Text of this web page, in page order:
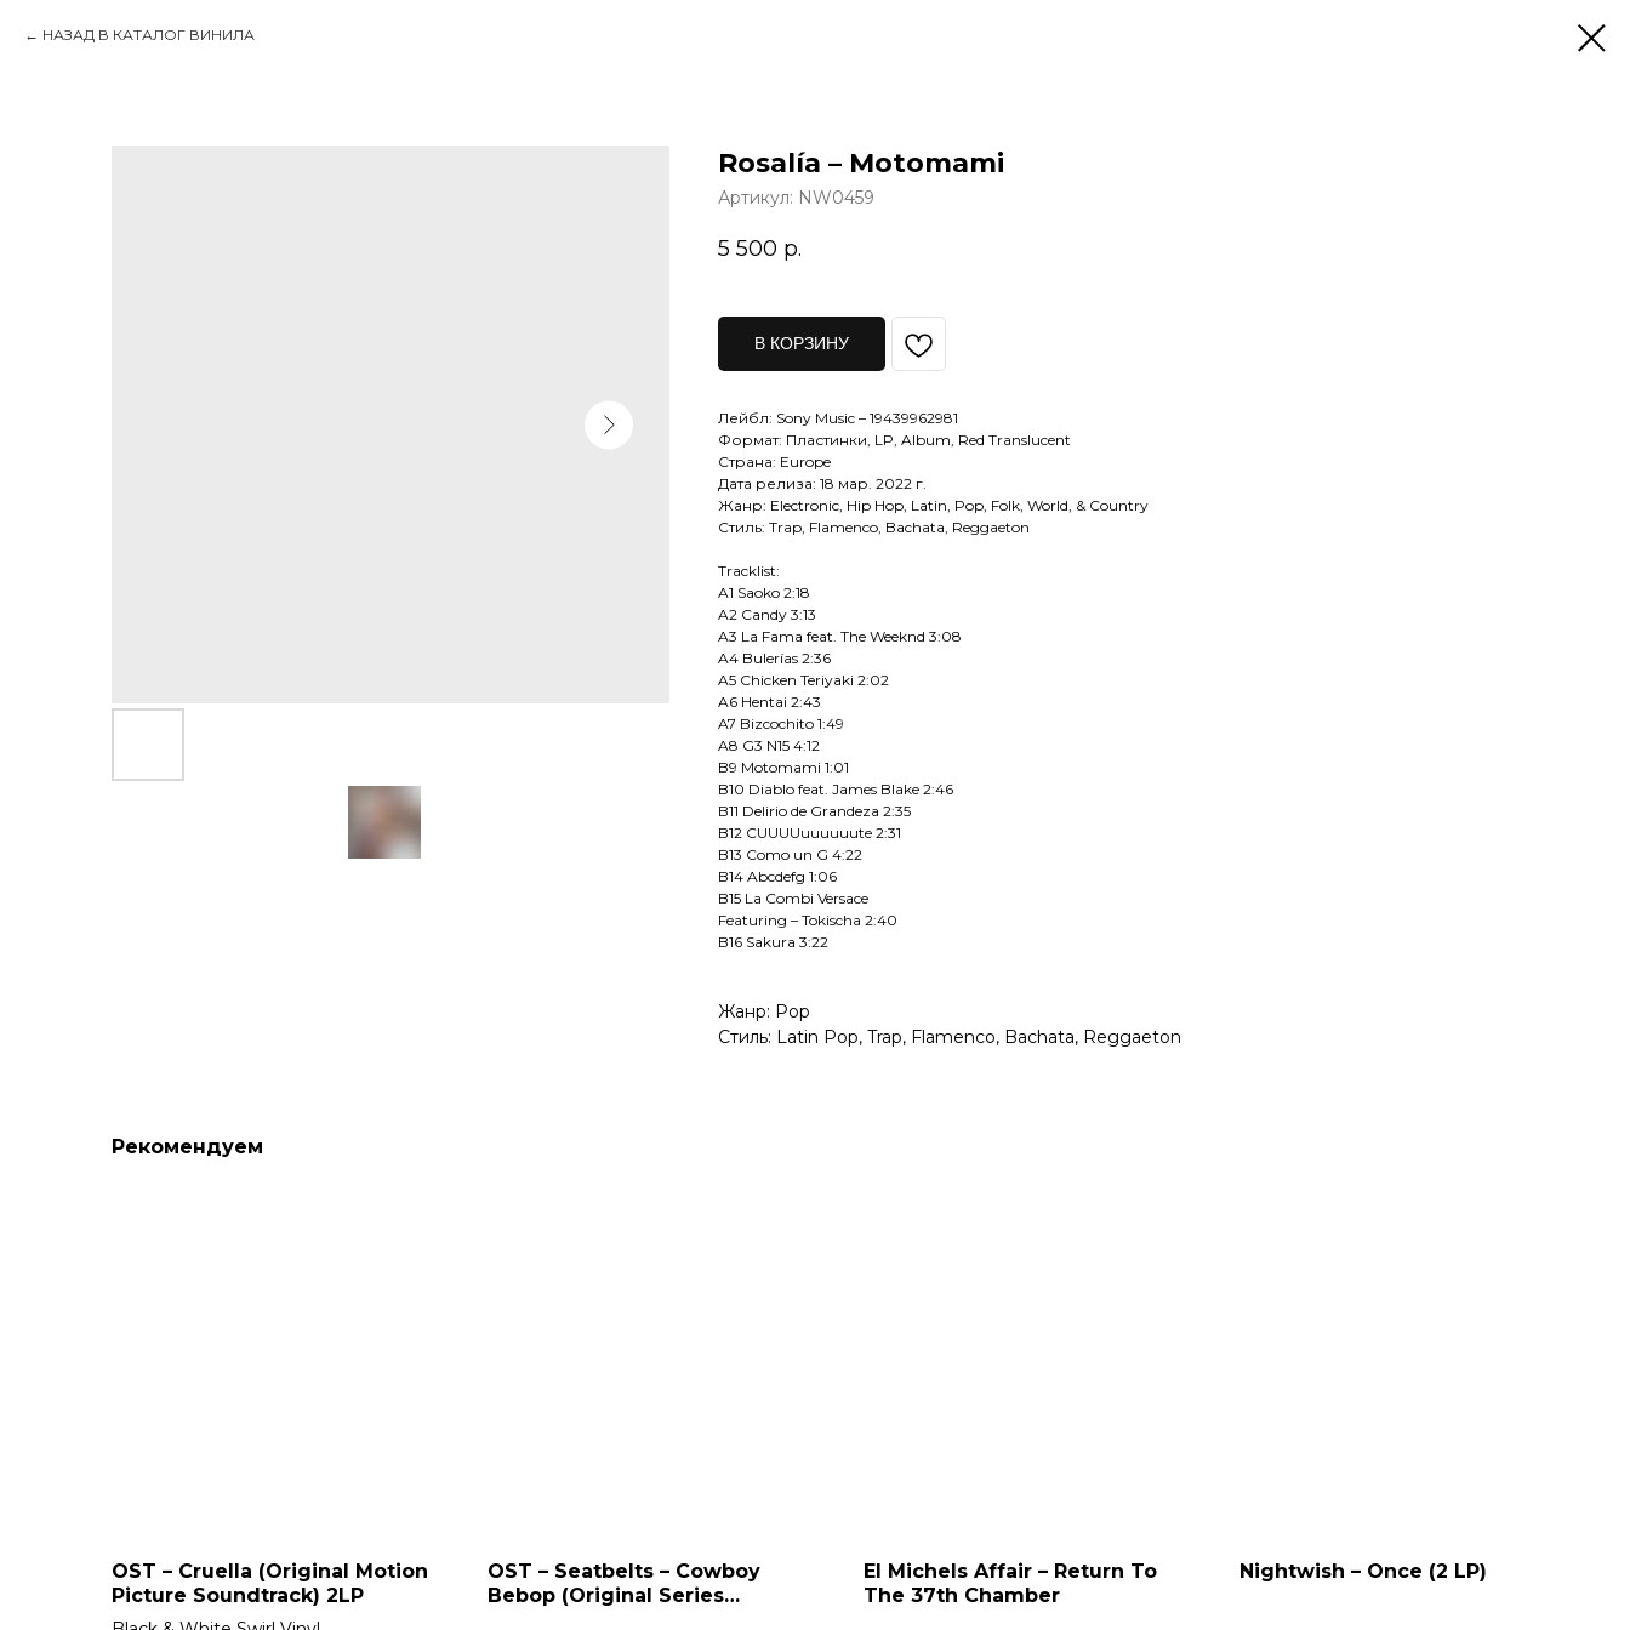
НАЗАД В КАТАЛОГ ВИНИЛА
Rosalía – Motomami
Артикул: NW0459
5 500 р.
В КОРЗИНУ
Лейбл: Sony Music – 19439962981
Формат: Пластинки, LP, Album, Red Translucent
Страна: Europe
Дата релиза: 18 мар. 2022 г.
Жанр: Electronic, Hip Hop, Latin, Pop, Folk, World, & Country
Стиль: Trap, Flamenco, Bachata, Reggaeton
Tracklist:
A1 Saoko 2:18
A2 Candy 3:13
A3 La Fama feat. The Weeknd 3:08
A4 Bulerías 2:36
A5 Chicken Teriyaki 2:02
A6 Hentai 2:43
A7 Bizcochito 1:49
A8 G3 N15 4:12
B9 Motomami 1:01
B10 Diablo feat. James Blake 2:46
B11 Delirio de Grandeza 2:35
B12 CUUUUuuuuuute 2:31
B13 Como un G 4:22
B14 Abcdefg 1:06
B15 La Combi Versace
Featuring – Tokischa 2:40
B16 Sakura 3:22
Жанр: Pop
Стиль: Latin Pop, Trap, Flamenco, Bachata, Reggaeton
Рекомендуем
OST – Cruella (Original Motion
Picture Soundtrack) 2LP
OST – Seatbelts – Cowboy
Bebop (Original Series
El Michels Affair – Return To
The 37th Chamber
Nightwish – Once (2 LP)